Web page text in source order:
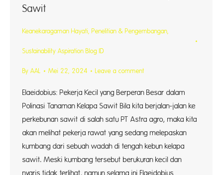
Sawit
Keanekaragaman Hayati, Penelitian & Pengembangan,
Sustainability Aspiration Blog ID
By AAL Mei 22, 2024 Leave a comment
Elaeidobius: Pekerja Kecil yang Berperan Besar dalam
Polinasi Tanaman Kelapa Sawit Bila kita berjalan-jalan ke
perkebunan sawit di salah satu PT Astra agro, maka kita
akan melihat pekerja rawat yang sedang melepaskan
kumbang dari sebuah wadah di tengah kebun kelapa
sawit. Meski kumbang tersebut berukuran kecil dan
nyaris tidak terlihat, namun selama ini Elaeidobius